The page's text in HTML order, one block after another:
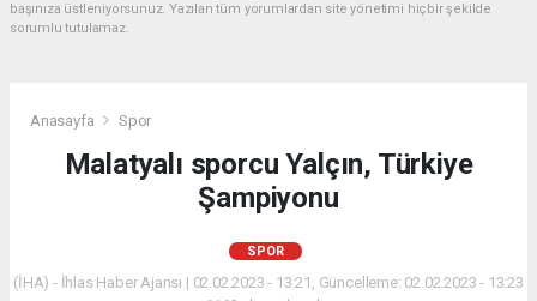
başınıza üstleniyorsunuz. Yazılan tüm yorumlardan site yönetimi hiçbir şekilde
sorumlu tutulamaz.
Anasayfa Spor
Malatyalı sporcu Yalçın, Türkiye
Şampiyonu
SPOR
(İHA) - İhlas Haber Ajansı | 02.02.2023 - 13:21, Güncelleme: 02.02.2023 - 13:23